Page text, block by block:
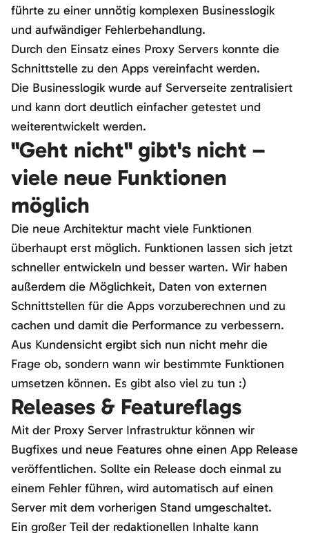
führte zu einer unnötig komplexen Businesslogik
und aufwändiger Fehlerbehandlung.
Durch den Einsatz eines Proxy Servers konnte die
Schnittstelle zu den Apps vereinfacht werden.
Die Businesslogik wurde auf Serverseite zentralisiert
und kann dort deutlich einfacher getestet und
weiterentwickelt werden.
"Geht nicht" gibt's nicht –
viele neue Funktionen
möglich
Die neue Architektur macht viele Funktionen
überhaupt erst möglich. Funktionen lassen sich jetzt
schneller entwickeln und besser warten. Wir haben
außerdem die Möglichkeit, Daten von externen
Schnittstellen für die Apps vorzuberechnen und zu
cachen und damit die Performance zu verbessern.
Aus Kundensicht ergibt sich nun nicht mehr die
Frage ob, sondern wann wir bestimmte Funktionen
umsetzen können. Es gibt also viel zu tun :)
Releases & Featureflags
Mit der Proxy Server Infrastruktur können wir
Bugfixes und neue Features ohne einen App Release
veröffentlichen. Sollte ein Release doch einmal zu
einem Fehler führen, wird automatisch auf einen
Server mit dem vorherigen Stand umgeschaltet.
Ein großer Teil der redaktionellen Inhalte kann